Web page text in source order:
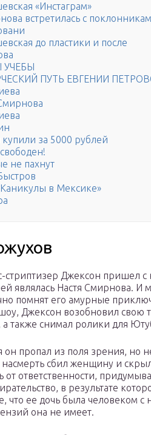
«Инстаграм»
встретилась с
до пластики и после
УЧЕБЫ
ПУТЬ ЕВГЕНИИ
за 5000 рублей
не пахнут
в Мексике»
стриптизер Джексон пришел
являлась Настя Смирнова. И
помнят его амурные
Джексон возобновил свою
а также снимал ролики для
он пропал из поля зрения, но
сбил женщину и
от ответственности,
в результате
что ее дочь была человеком с
она не имеет.